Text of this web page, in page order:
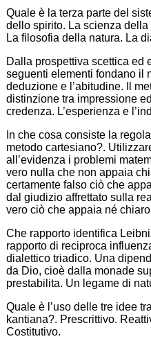
Quale è la terza parte del
dello spirito. La scienza
La filosofia della natura. La
Dalla prospettiva scettica ed
seguenti elementi fondano il
deduzione e l’abitudine. Il
distinzione tra impressione
credenza. L’esperienza e
In che cosa consiste la
metodo cartesiano?.
all’evidenza i problemi
vero nulla che non appaia
certamente falso ciò che
dal giudizio affrettato sulla
vero ciò che appaia né
Che rapporto identifica
rapporto di reciproca
dialettico triadico. Una
da Dio, cioè dalla monade
prestabilita. Un legame di
Quale è l’uso delle tre idee
kantiana?. Prescrittivo.
Costitutivo.